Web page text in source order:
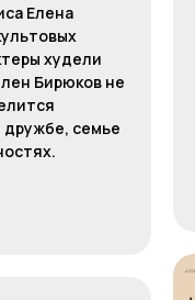
Елена
худели
Бирюков не
семье